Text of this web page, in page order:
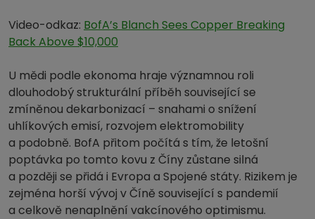
Video-odkaz: BofA’s Blanch Sees Copper Breaking
Back Above $10,000
U mědi podle ekonoma hraje významnou roli
dlouhodobý strukturální příběh související se
zmíněnou dekarbonizací – snahami o snížení
uhlíkových emisí, rozvojem elektromobility
a podobně. BofA přitom počítá s tím, že letošní
poptávka po tomto kovu z Číny zůstane silná
a později se přidá i Evropa a Spojené státy. Rizikem je
zejména horší vývoj v Číně související s pandemií
a celkově nenaplnění vakcínového optimismu.